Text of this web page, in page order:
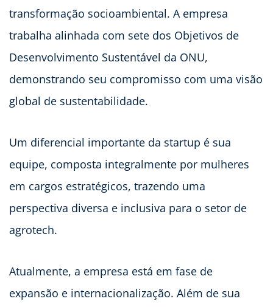
transformação socioambiental. A empresa
trabalha alinhada com sete dos Objetivos de
Desenvolvimento Sustentável da ONU,
demonstrando seu compromisso com uma visão
global de sustentabilidade.
Um diferencial importante da startup é sua
equipe, composta integralmente por mulheres
em cargos estratégicos, trazendo uma
perspectiva diversa e inclusiva para o setor de
agrotech.
Atualmente, a empresa está em fase de
expansão e internacionalização. Além de sua